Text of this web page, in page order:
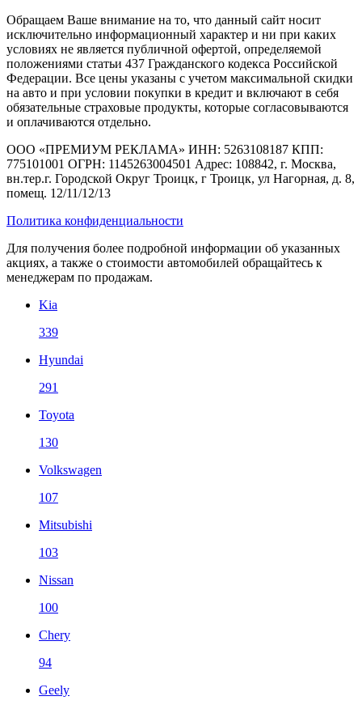
Обращаем Ваше внимание на то, что данный сайт носит
исключительно информационный характер и ни при каких
условиях не является публичной офертой, определяемой
положениями статьи 437 Гражданского кодекса Российской
Федерации. Все цены указаны с учетом максимальной скидки
на авто и при условии покупки в кредит и включают в себя
обязательные страховые продукты, которые согласовываются
и оплачиваются отдельно.
ООО «ПРЕМИУМ РЕКЛАМА» ИНН: 5263108187 КПП:
775101001 ОГРН: 1145263004501 Адрес: 108842, г. Москва,
вн.тер.г. Городской Округ Троицк, г Троицк, ул Нагорная, д. 8,
помещ. 12/11/12/13
Политика конфиденциальности
Для получения более подробной информации об указанных
акциях, а также о стоимости автомобилей обращайтесь к
менеджерам по продажам.
Kia
339
Hyundai
291
Toyota
130
Volkswagen
107
Mitsubishi
103
Nissan
100
Chery
94
Geely